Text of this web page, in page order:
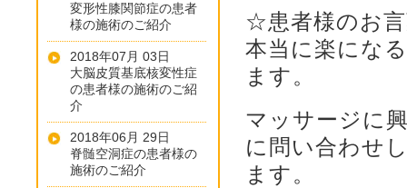
☆患者様のお
本当に楽にな
ます。
マッサージに
に問い合わせ
ます。
変形性膝関節症の患者
様の施術のご紹介
2018年07月 03日
大脳皮質基底核変性症
の患者様の施術のご紹
介
2018年06月 29日
脊髄空洞症の患者様の
施術のご紹介